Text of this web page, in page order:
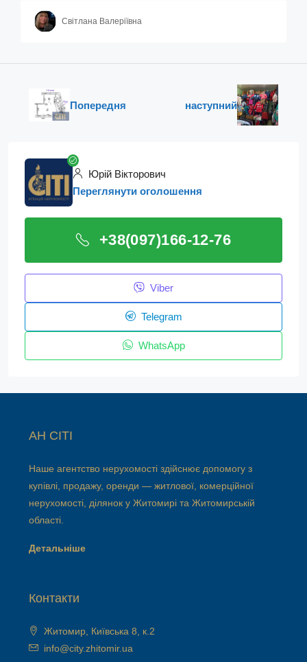
Світлана Валеріївна
Попередня наступний
Юрій Вікторович
Переглянути оголошення
+38(097)166-12-76
Viber
Telegram
WhatsApp
АН СІТІ
Наше агентство нерухомості здійснює допомогу з
купівлі, продажу, оренди — житлової, комерційної
нерухомості, ділянок у Житомирі та Житомирській
області.
Детальніше
Контакти
Житомир, Київська 8, к.2
info@city.zhitomir.ua